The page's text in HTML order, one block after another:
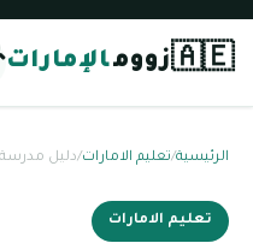
🇦🇪زووم الإمارات
الرئيسية/تعليم الامارات/دليل مدرسة
تعليم الامارات